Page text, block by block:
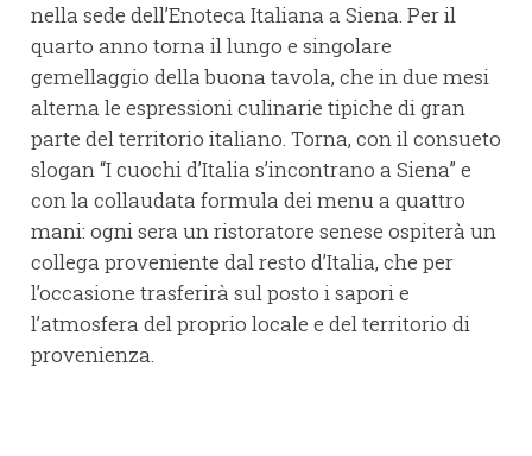
nella sede dell’Enoteca Italiana a Siena. Per il
quarto anno torna il lungo e singolare
gemellaggio della buona tavola, che in due mesi
alterna le espressioni culinarie tipiche di gran
parte del territorio italiano. Torna, con il consueto
slogan “I cuochi d’Italia s’incontrano a Siena” e
con la collaudata formula dei menu a quattro
mani: ogni sera un ristoratore senese ospiterà un
collega proveniente dal resto d’Italia, che per
l’occasione trasferirà sul posto i sapori e
l’atmosfera del proprio locale e del territorio di
provenienza.